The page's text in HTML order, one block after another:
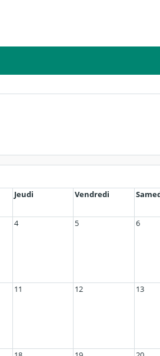
Jeudi Vendredi
4 5 6
11 12 13